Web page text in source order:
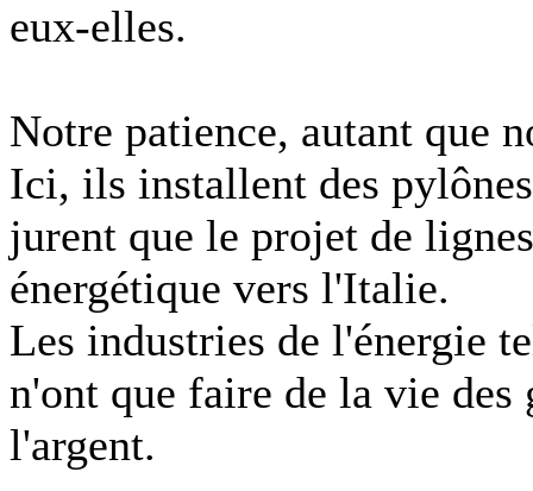
eux-elles.
Notre patience, autant que
Ici, ils installent des
jurent que le projet de
énergétique vers l'Italie.
Les industries de l'énergie
n'ont que faire de la vie des
l'argent.